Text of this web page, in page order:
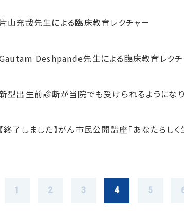
片山充哉先生による臨床教育レクチャー
Deshpande先生による臨床教育レクチ
型出生前診断が当院でも受けられるようにな
【終了しました】がん市民公開講座「あなたらし
1 2 3 4 5